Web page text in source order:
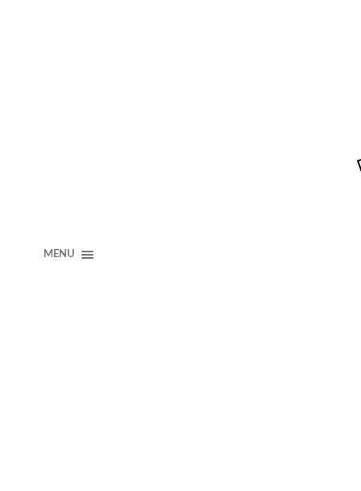
MENU